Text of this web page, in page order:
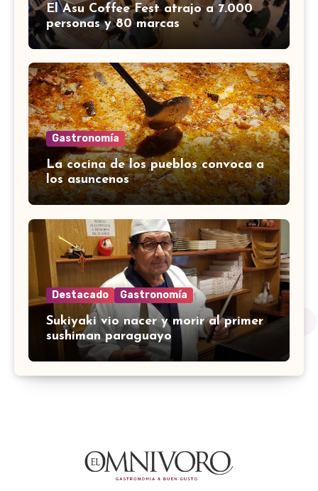
El Asu Coffee Fest atrajo a 7.000
personas y 80 marcas
Gastronomía
La cocina de los pueblos convoca a
los asuncenos
Destacado Gastronomía
Sukiyaki vio nacer y morir al primer
sushiman paraguayo